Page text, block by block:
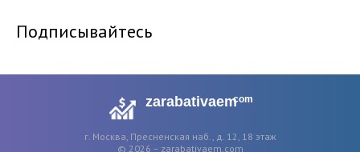
Подписывайтесь
zarabativaemcom
г. Москва, Пресненская наб., д. 12, 18 этаж
© 2026 – zarabativaem.com